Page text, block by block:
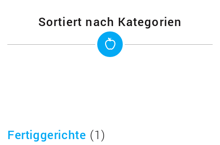
Sortiert nach Kategorien
Fertiggerichte (1)